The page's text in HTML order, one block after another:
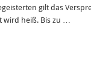
gilt das
heiß. Bis zu …